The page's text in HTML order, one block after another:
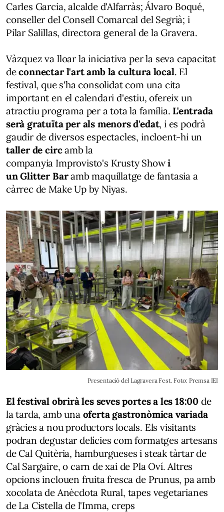
Carles Garcia, alcalde d'Alfarràs; Álvaro Boqué,
conseller del Consell Comarcal del Segrià; i
Pilar Salillas, directora general de la Gravera.
Vàzquez va lloar la iniciativa per la seva capacitat
deconnectar l'art amb la cultura local. El
festival, que s'ha consolidat com una cita
important en el calendari d'estiu, ofereix un
atractiu programa per a tota la família. L'entrada
serà gratuïta per als menors d'edat, i es podrà
gaudir de diversos espectacles, incloent-hi un
taller de circamb la
companyia Improvisto's Krusty Showi
un Glitter Baramb maquillatge de fantasia a
càrrec de Make Up by Niyas.
Presentació del Lagravera Fest. Foto: Premsa IEI
El festival obrirà les seves portes a les 18:00 de
la tarda, amb una oferta gastronòmica variada
gràcies a nou productors locals. Els visitants
podran degustar delícies com formatges artesans
de Cal Quitèria, hamburgueses i steak tàrtar de
Cal Sargaire, o carn de xai de Pla Oví. Altres
opcions inclouen fruita fresca de Prunus, pa amb
xocolata de Anècdota Rural, tapes vegetarianes
de La Cistella de l'Imma, creps